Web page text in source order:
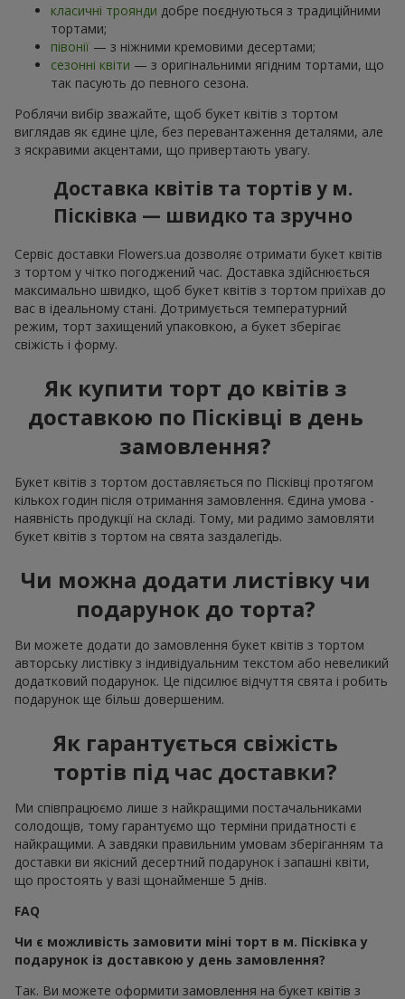
класичні троянди добре поєднуються з традиційними
тортами;
півонії — з ніжними кремовими десертами;
сезонні квіти — з оригінальними ягідним тортами, що
так пасують до певного сезона.
Роблячи вибір зважайте, щоб букет квітів з тортом
виглядав як єдине ціле, без перевантаження деталями, але
з яскравими акцентами, що привертають увагу.
Доставка квітів та тортів у м.
Пісківка — швидко та зручно
Сервіс доставки Flowers.ua дозволяє отримати букет квітів
з тортом у чітко погоджений час. Доставка здійснюється
максимально швидко, щоб букет квітів з тортом приїхав до
вас в ідеальному стані. Дотримується температурний
режим, торт захищений упаковкою, а букет зберігає
свіжість і форму.
Як купити торт до квітів з
доставкою по Пісківці в день
замовлення?
Букет квітів з тортом доставляється по Пісківці протягом
кількох годин після отримання замовлення. Єдина умова -
наявність продукції на складі. Тому, ми радимо замовляти
букет квітів з тортом на свята заздалегідь.
Чи можна додати листівку чи
подарунок до торта?
Ви можете додати до замовлення букет квітів з тортом
авторську листівку з індивідуальним текстом або невеликий
додатковий подарунок. Це підсилює відчуття свята і робить
подарунок ще більш довершеним.
Як гарантується свіжість
тортів під час доставки?
Ми співпрацюємо лише з найкращими постачальниками
солодощів, тому гарантуємо що терміни придатності є
найкращими. А завдяки правильним умовам зберіганням та
доставки ви якісний десертний подарунок і запашні квіти,
що простоять у вазі щонайменше 5 днів.
FAQ
Чи є можливість замовити міні торт в м. Пісківка у
подарунок із доставкою у день замовлення?
Так. Ви можете оформити замовлення на букет квітів з